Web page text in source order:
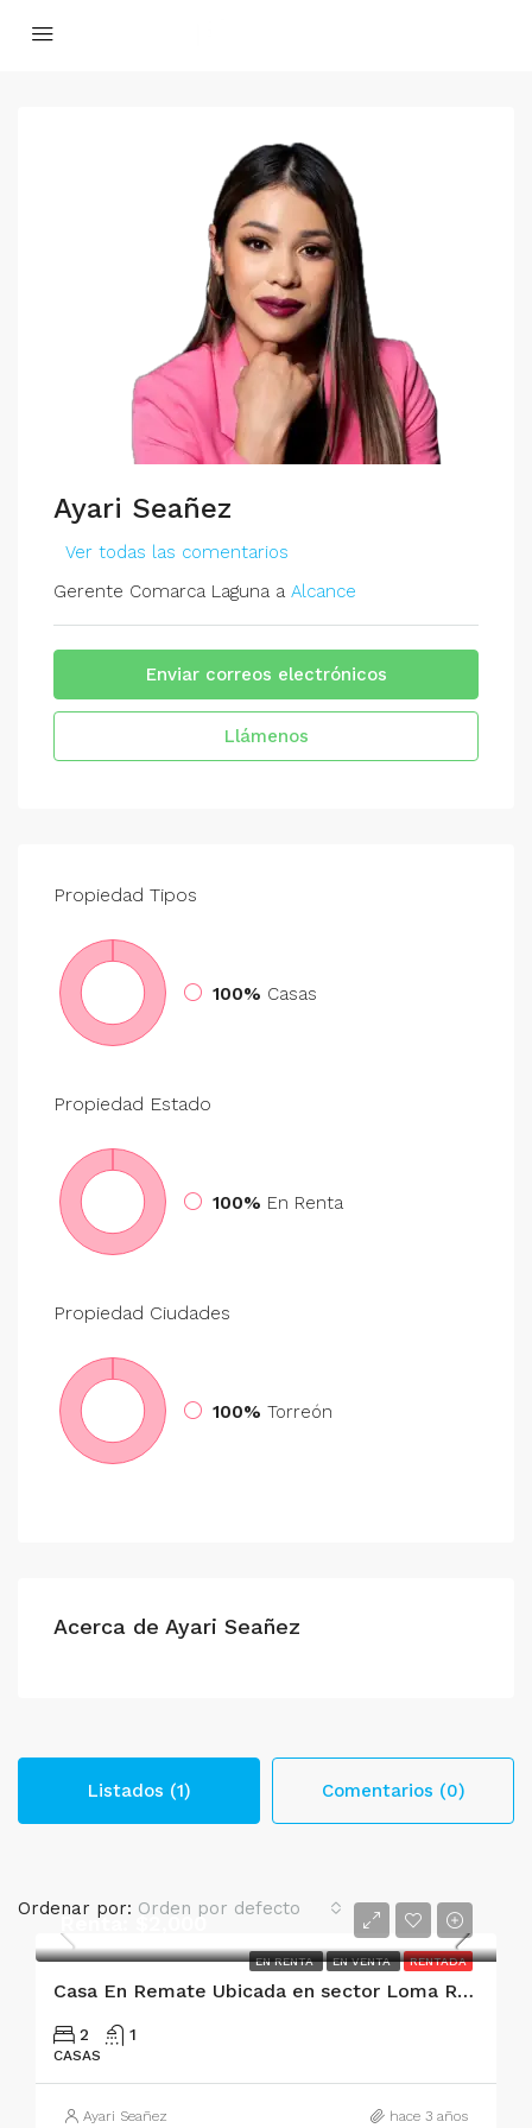
Ayari Seañez
Ver todas las comentarios
Gerente Comarca Laguna a Alcance
Enviar correos electrónicos
Llámenos
Propiedad Tipos
100% Casas
Propiedad Estado
100% En Renta
Propiedad Ciudades
100% Torreón
Acerca de Ayari Seañez
Listados (1) Comentarios (0)
Ordenar por: Orden por defecto
EN RENTA EN VENTA RENTADA
Renta: $2,000
Casa En Remate Ubicada en sector Loma Real III, Torreón, Coahuila
2 1
CASAS
Ayari Seañez hace 3 años